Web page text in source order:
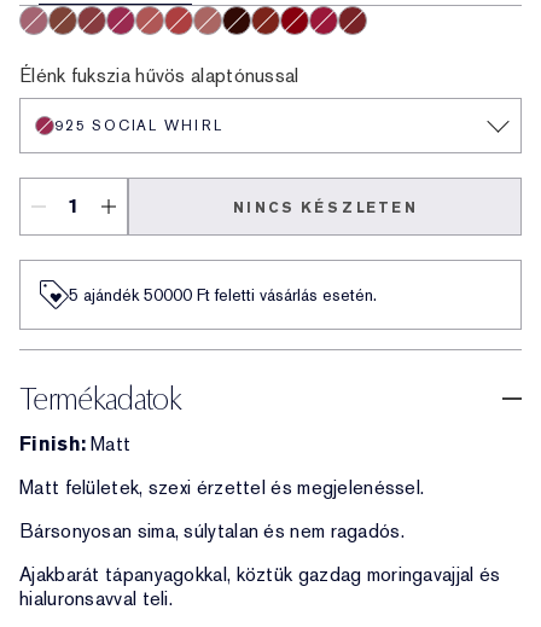
Élénk fukszia hűvös alaptónussal
925 SOCIAL WHIRL
NINCS KÉSZLETEN
5 ajándék 50000​ Ft feletti vásárlás esetén.
Termékadatok
Finish:Matt
Matt felületek, szexi érzettel és megjelenéssel.
Bársonyosan sima, súlytalan és nem ragadós.
Ajakbarát tápanyagokkal, köztük gazdag moringavajjal és
hialuronsavval teli.